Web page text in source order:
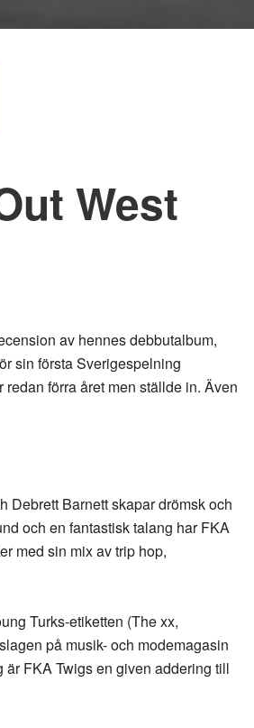
West
av hennes debbutalbum,
sin första Sverigespelning
förra året men ställde in. Även
Debrett Barnett skapar drömsk och
och en fantastisk talang har FKA
med sin mix av trip hop,
Turks-etiketten (The xx,
på musik- och modemagasin
FKA Twigs en given addering till